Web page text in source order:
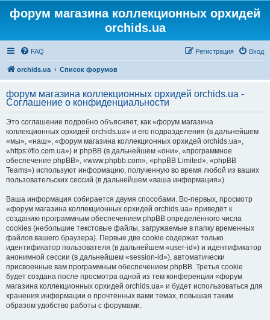
форум магазина коллекционных орхидей
orchids.ua
FAQ Вход
Регистрация
orchids.ua Список форумов
форум магазина коллекционных орхидей orchids.ua -
Соглашение о конфиденциальности
Это соглашение подробно объясняет, как «форум магазина
коллекционных орхидей orchids.ua» и его подразделения (в дальнейшем
«мы», «наш», «форум магазина коллекционных орхидей orchids.ua»,
«https://flo.com.ua») и phpBB (в дальнейшем «они», «программное
обеспечение phpBB», «www.phpbb.com», «phpBB Limited», «phpBB
Teams») используют информацию, полученную во время любой из ваших
пользовательских сессий (в дальнейшем «ваша информация»).
Ваша информация собирается двумя способами. Во-первых, просмотр
«форум магазина коллекционных орхидей orchids.ua» приведёт к
созданию программным обеспечением phpBB определённого числа
cookies (небольшие текстовые файлы, загружаемые в папку временных
файлов вашего браузера). Первые две cookie содержат только
идентификатор пользователя (в дальнейшем «user-id») и идентификатор
анонимной сессии (в дальнейшем «session-id»), автоматически
присвоенные вам программным обеспечением phpBB. Третья cookie
будет создана после просмотра одной из тем конференции «форум
магазина коллекционных орхидей orchids.ua» и будет использоваться для
хранения информации о прочтённых вами темах, повышая таким
образом удобство работы с форумами.